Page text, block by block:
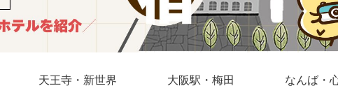
天王寺・新世界 大阪駅・梅田 なんば・